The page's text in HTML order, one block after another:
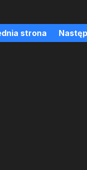
strona